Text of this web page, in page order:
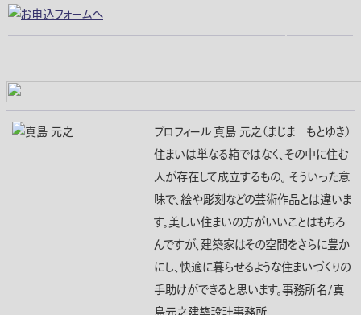
プロフィール真島 元之（まじま もとゆき）
住まいは単なる箱ではなく、その中に住む
人が存在して成立するもの。 そういった意
味で、絵や彫刻などの芸術作品とは違いま
す。美しい住まいの方がいいことはもちろ
んですが、建築家はその空間をさらに豊か
にし、快適に暮らせるような住まいづくりの
手助けができると思います。事務所名/真